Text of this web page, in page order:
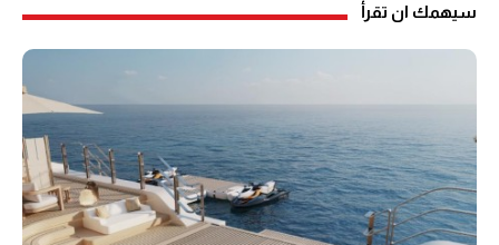
سيهمك ان تقرأ